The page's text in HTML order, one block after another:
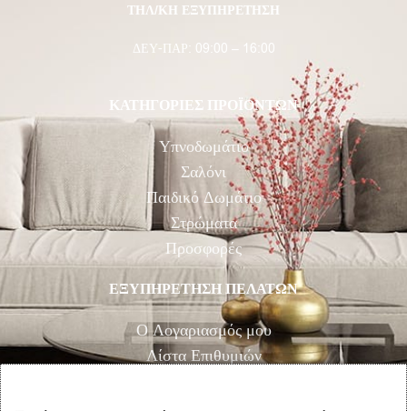
ΤΗΛ/ΚΗ ΕΞΥΠΗΡΕΤΗΣΗ
ΔΕΥ-ΠΑΡ: 09:00 – 16:00
ΚΑΤΗΓΟΡΙΕΣ ΠΡΟΪΟΝΤΩΝ
Υπνοδωμάτιο
Σαλόνι
Παιδικό Δωμάτιο
Στρώματα
Προσφορές
ΕΞΥΠΗΡΕΤΗΣΗ ΠΕΛΑΤΩΝ
Ο Λογαριασμός μου
Λίστα Επιθυμιών
Καλάθι Αγορών